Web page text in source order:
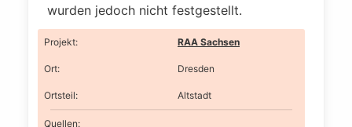
wurden jedoch nicht festgestellt.
Projekt: RAA Sachsen
Ort: Dresden
Ortsteil: Altstadt
Quellen: